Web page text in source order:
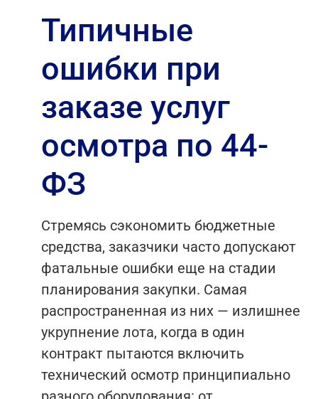
Типичные
ошибки при
заказе услуг
осмотра по 44-
ФЗ
Стремясь сэкономить бюджетные
средства, заказчики часто допускают
фатальные ошибки еще на стадии
планирования закупки. Самая
распространенная из них — излишнее
укрупнение лота, когда в один
контракт пытаются включить
технический осмотр принципиально